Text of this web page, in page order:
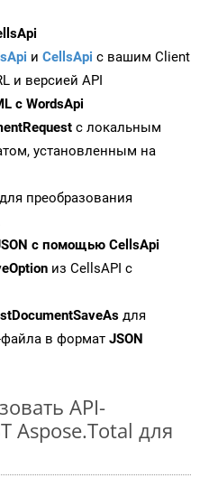
и CellsApi с вашим Client
и версией API
с WordsApi
с локальным
установленным на
преобразования
с помощью CellsApi
из CellsAPI с
для
файла в формат JSON
API-
Aspose.Total для